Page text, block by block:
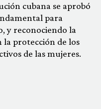
cubana se aprobó
para
y reconociendo la
la protección de los
de las mujeres.